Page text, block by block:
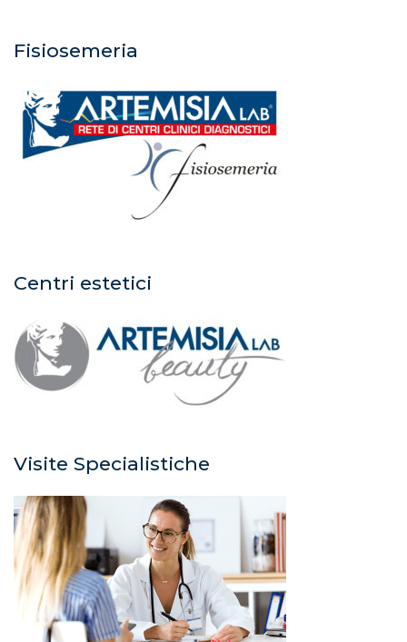
Fisiosemeria
Centri estetici
Visite Specialistiche